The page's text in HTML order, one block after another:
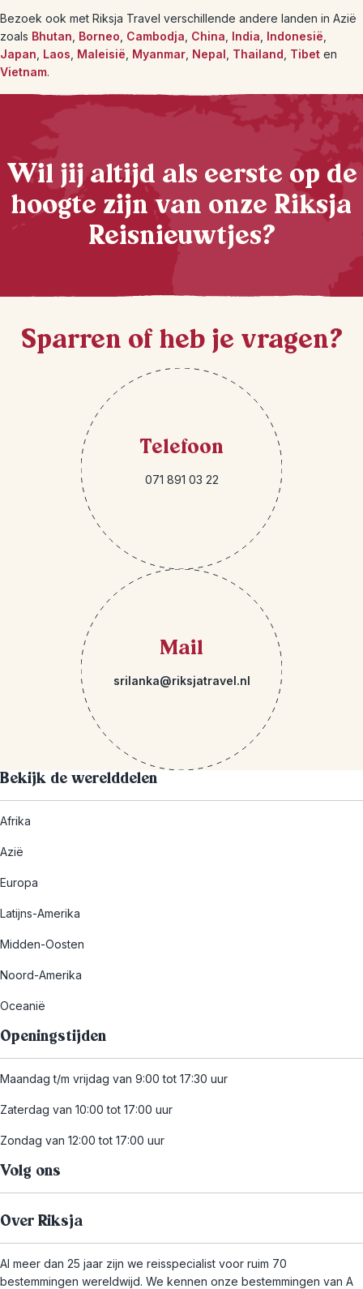
Bezoek ook met Riksja Travel verschillende andere landen in Azië
zoals Bhutan Borneo Cambodja China India Indonesië
Japan Laos Maleisië Myanmar Nepal Thailand Tibet en
Vietnam.
Wil jij altijd als eerste op de
hoogte zijn van onze Riksja
Reisnieuwtjes?
Sparren of heb je vragen?
Telefoon
071 891 03 22
Mail
srilanka@riksjatravel.nl
Bekijk de werelddelen
Afrika
Azië
Europa
Latijns-Amerika
Midden-Oosten
Noord-Amerika
Oceanië
Openingstijden
Maandag t/m vrijdag van 9:00 tot 17:30 uur
Zaterdag van 10:00 tot 17:00 uur
Zondag van 12:00 tot 17:00 uur
Volg ons
Over Riksja
Al meer dan 25 jaar zijn we reisspecialist voor ruim 70
bestemmingen wereldwijd. We kennen onze bestemmingen van A